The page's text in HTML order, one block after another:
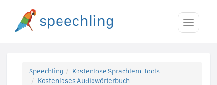
Toggle
Speechling
Kostenlose Sprachlern-Tools
Kostenloses Audiowörterbuch